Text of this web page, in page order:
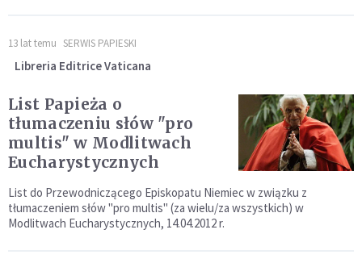
13 lat temu SERWIS PAPIESKI
Libreria Editrice Vaticana
List Papieża o
tłumaczeniu słów "pro
multis" w Modlitwach
Eucharystycznych
List do Przewodniczącego Episkopatu Niemiec w związku z
tłumaczeniem słów "pro multis" (za wielu/za wszystkich) w
Modlitwach Eucharystycznych, 14.04.2012 r.